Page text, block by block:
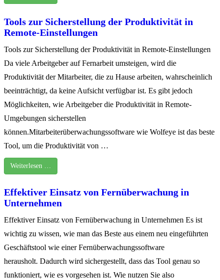
Tools zur Sicherstellung der Produktivität in
Remote-Einstellungen
Tools zur Sicherstellung der Produktivität in Remote-Einstellungen
Da viele Arbeitgeber auf Fernarbeit umsteigen, wird die
Produktivität der Mitarbeiter, die zu Hause arbeiten, wahrscheinlich
beeinträchtigt, da keine Aufsicht verfügbar ist. Es gibt jedoch
Möglichkeiten, wie Arbeitgeber die Produktivität in Remote-
Umgebungen sicherstellen
können.Mitarbeiterüberwachungssoftware wie Wolfeye ist das beste
Tool, um die Produktivität von …
Weiterlesen …
Effektiver Einsatz von Fernüberwachung in
Unternehmen
Effektiver Einsatz von Fernüberwachung in Unternehmen Es ist
wichtig zu wissen, wie man das Beste aus einem neu eingeführten
Geschäftstool wie einer Fernüberwachungssoftware
herausholt. Dadurch wird sichergestellt, dass das Tool genau so
funktioniert, wie es vorgesehen ist. Wie nutzen Sie also